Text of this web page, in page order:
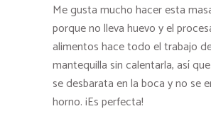
Me gusta mucho hacer esta
porque no lleva huevo y el
alimentos hace todo el trabajo
mantequilla sin calentarla, así
se desbarata en la boca y no se
horno. ¡Es perfecta!